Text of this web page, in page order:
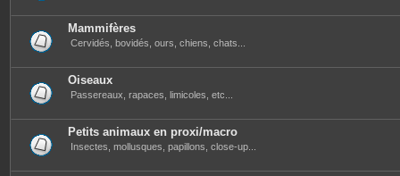
Mammifères
Cervidés, bovidés, ours, chiens, chats...
Oiseaux
Passereaux, rapaces, limicoles, etc...
Petits animaux en proxi/macro
Insectes, mollusques, papillons, close-up...